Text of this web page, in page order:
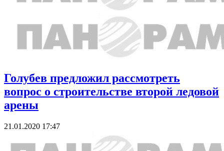
Голубев предложил рассмотреть
вопрос о строительстве второй ледовой
арены
21.01.2020 17:47